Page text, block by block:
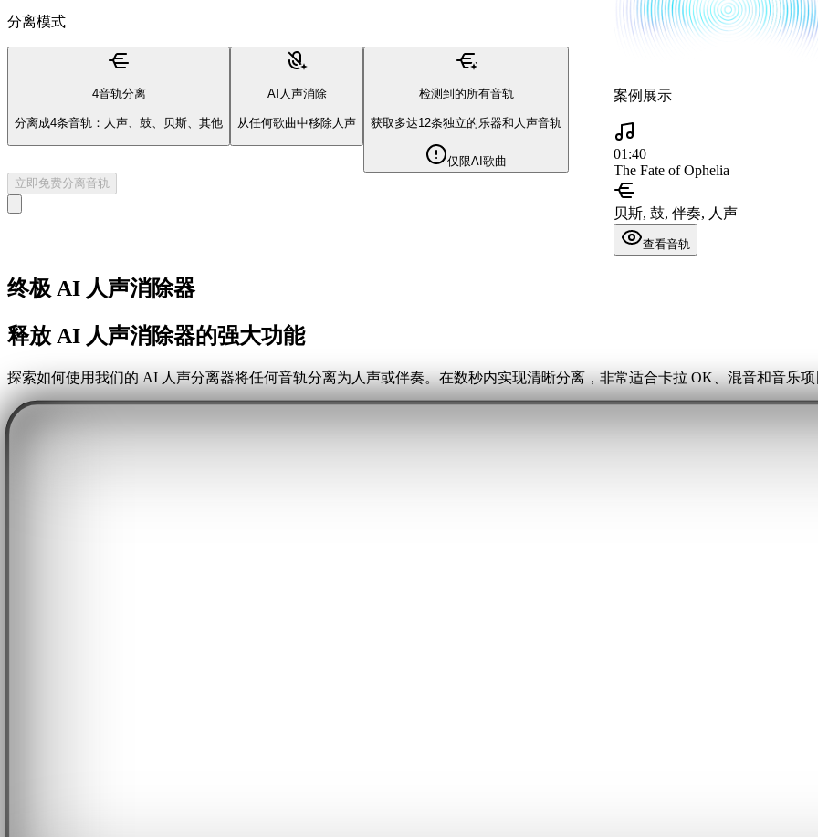
分离模式
4音轨分离
分离成4条音轨：人声、鼓、贝斯、其他
AI人声消除
从任何歌曲中移除人声
检测到的所有音轨
获取多达12条独立的乐器和人声音轨
仅限AI歌曲
立即免费分离音轨
案例展示
01:40
The Fate of Ophelia
贝斯, 鼓, 伴奏, 人声
查看音轨
终极 AI 人声消除器
释放 AI 人声消除器的强大功能
探索如何使用我们的 AI 人声分离器将任何音轨分离为人声或伴奏。在数秒内实现清晰分离，非常适合卡拉 OK、混音和音乐